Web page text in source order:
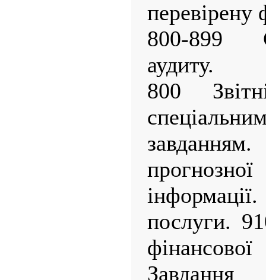
перевірену
800-899
аудиту.
800
послуги.